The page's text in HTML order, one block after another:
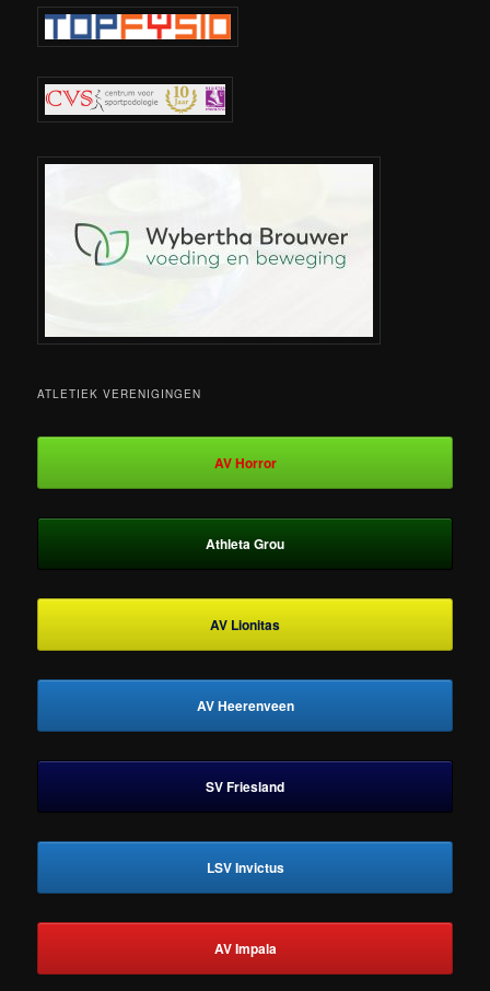
ATLETIEK VERENIGINGEN
AV Horror
Athleta Grou
AV Lionitas
AV Heerenveen
SV Friesland
LSV Invictus
AV Impala